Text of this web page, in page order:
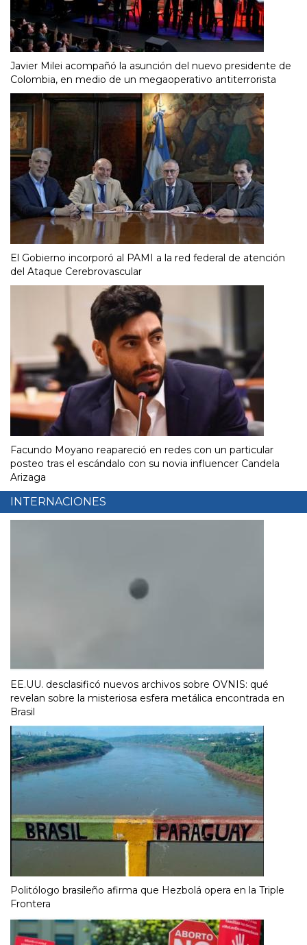
Javier Milei acompañó la asunción del nuevo presidente de
Colombia, en medio de un megaoperativo antiterrorista
El Gobierno incorporó al PAMI a la red federal de atención
del Ataque Cerebrovascular
Facundo Moyano reapareció en redes con un particular
posteo tras el escándalo con su novia influencer Candela
Arizaga
INTERNACIONES
EE.UU. desclasificó nuevos archivos sobre OVNIS: qué
revelan sobre la misteriosa esfera metálica encontrada en
Brasil
Politólogo brasileño afirma que Hezbolá opera en la Triple
Frontera